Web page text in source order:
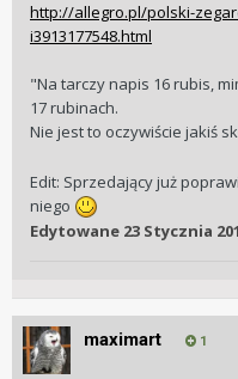
http://allegro.pl/polski-
i3913177548.html
"Na tarczy napis 16 rubis,
17 rubinach.
Nie jest to oczywiście jakiś
Edit: Sprzedający już
niego
Edytowane 23 Stycznia
maximart 1